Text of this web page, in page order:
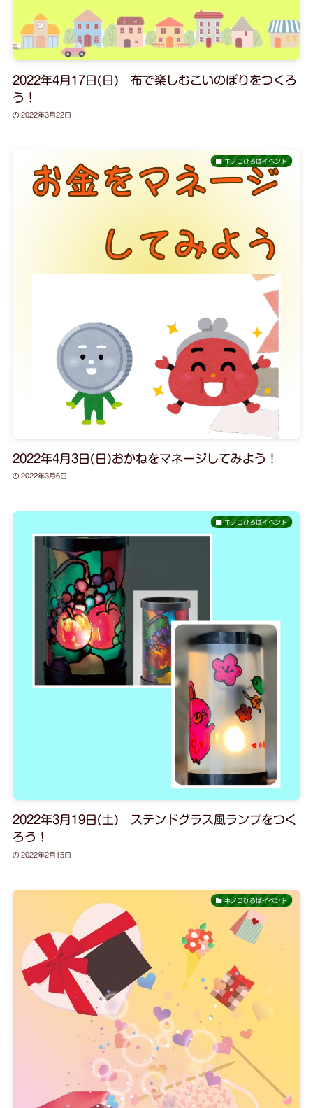
2022年4月17日(日) 布で楽しむこいのぼりをつくろ
う！
2022年3月22日
キノコひろばイベント
2022年4月3日(日)おかねをマネージしてみよう！
2022年3月6日
キノコひろばイベント
2022年3月19日(土) ステンドグラス風ランプをつく
ろう！
2022年2月15日
キノコひろばイベント